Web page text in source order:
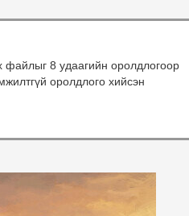
файлыг 8 удаагийн оролдлогоор
оролдлого хийсэн